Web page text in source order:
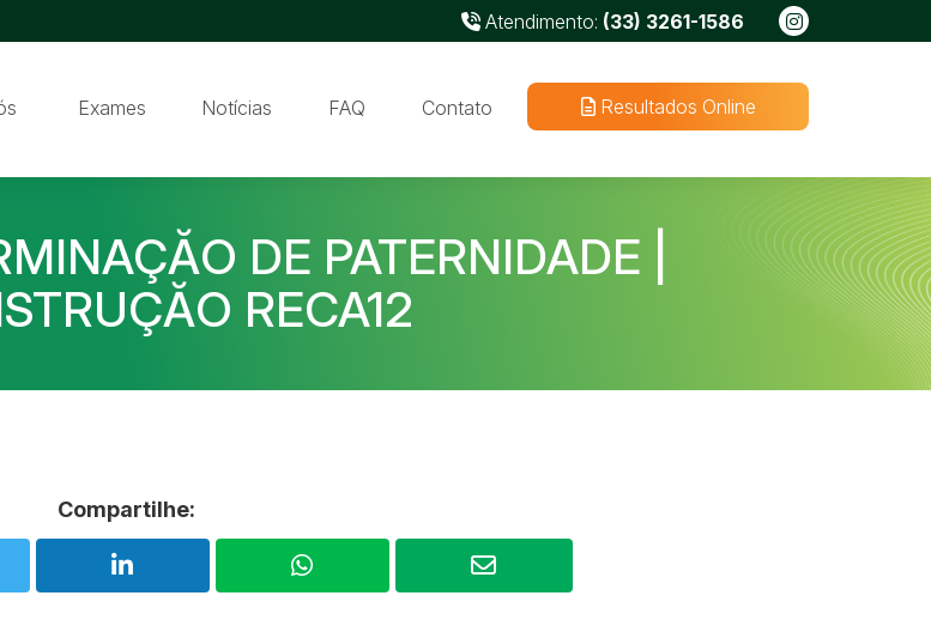
Atendimento: (33) 3261-1586
Exames Notícias FAQ Contato Resultados Online
DE PATERNIDADE |
RECA12
Compartilhe: